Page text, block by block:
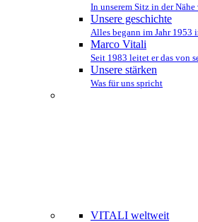
In unserem Sitz in der
Unsere geschichte
Alles begann im Jahr 1953
Marco Vitali
Seit 1983 leitet er das von
Unsere stärken
Was für uns spricht
VITALI weltweit